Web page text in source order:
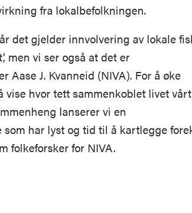
fra lokalbefolkningen.
det gjelder innvolvering av lokale
men vi ser også at det er
J. Kvanneid (NIVA). For å øke
hvor tett sammenkoblet livet
lanserer vi en
har lyst og tid til å kartlegge
folkeforsker for NIVA.